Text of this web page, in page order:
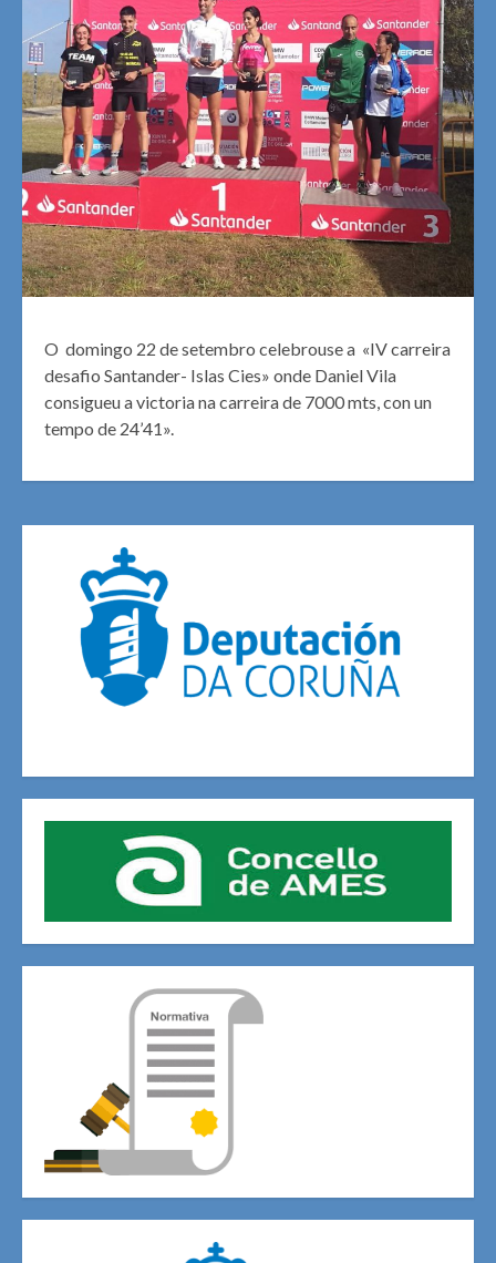
O domingo 22 de setembro celebrouse a «IV carreira
desafio Santander- Islas Cies» onde Daniel Vila
consigueu a victoria na carreira de 7000 mts, con un
tempo de 24’41».